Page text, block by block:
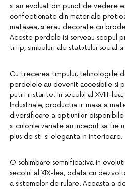
si au evoluat din punct de vedere
confectionate din materiale
matasea, si erau decorate cu
Aceste perdele isi serveau scopul
timp, simboluri ale statutului social
Cu trecerea timpului, tehnologiile
perdelele au devenit accesibile si
putin instarite. In secolul al XVIII-
Industriale, productia in masa a
diversificare a optiunilor
si culorile variate au inceput sa fie
plus de stil si eleganta in interioare.
O schimbare semnificativa in
secolul al XIX-lea, odata cu
a sistemelor de rulare. Aceasta a